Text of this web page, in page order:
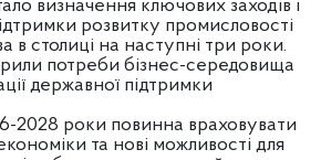
визначення ключових заходів і
розвитку промисловості
в столиці на наступні три роки.
потреби бізнес-середовища
державної підтримки
2028 роки повинна враховувати
та нові можливості для